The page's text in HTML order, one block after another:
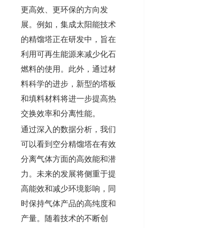
更高效、更环保的方向发
展。例如，集成太阳能技术
的精馏塔正在研发中，旨在
利用可再生能源来减少化石
燃料的使用。此外，通过材
料科学的进步，新型的塔板
和填料材料将进一步提高热
交换效率和分离性能。
通过深入的数据分析，我们
可以看到空分精馏塔在有效
分离气体方面的高效能和潜
力。未来的发展将侧重于提
高能效和减少环境影响，同
时保持气体产品的高纯度和
产量。随着技术的不断创